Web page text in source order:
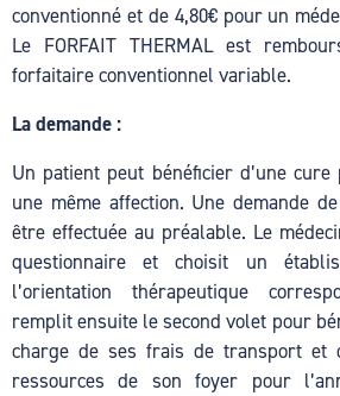
Hacklink panel
Illuminati
Hacklink panel
Hacklink panel
Hacklink panel
Hacklink panel
Hacklink panel
Hacklink panel
conventionné et de 4,80€ pour un
Le FORFAIT THERMAL est
forfaitaire conventionnel variable.
La demande :
Un patient peut bénéficier d’une
une même affection. Une demande
être effectuée au préalable. Le
questionnaire et choisit un
l’orientation thérapeutique
remplit ensuite le second volet pour
charge de ses frais de transport et
ressources de son foyer pour